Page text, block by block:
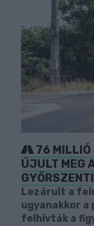
76 MILLIÓ
ÚJULT MEG
Lezárult a
ugyanakkor a
felhívták a